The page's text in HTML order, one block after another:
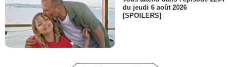
du jeudi 6 août 2026
[SPOILERS]